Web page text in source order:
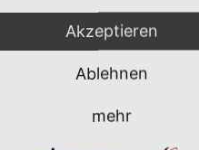
–was 7 starke Säulen bewirken
für mehr Gewässer-und
zu mehr Klimaresilienz:
Akzeptieren
Ablehnen
mehr